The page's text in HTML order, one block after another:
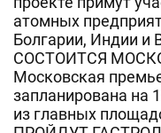
атомных
Болгарии, Индии
СОСТОИТСЯ
Московская
запланирована на
из главных